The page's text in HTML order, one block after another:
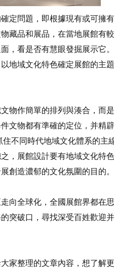
問題，即根據現有或可擁
藏品和展品，在當地展館有
，看是否有慧眼發掘展示它
地域文化特色確定展館的主
物作簡單的排列與湊合，而
文物都有準確的定位，并精
不同時代地域文化體系的主
，展館設計要有地域文化特
創造濃郁的文化氛圍的目的。
全球化，全國展館界都在
突破口，尋找深受百姓歡迎
家整理的文章內容，想了解